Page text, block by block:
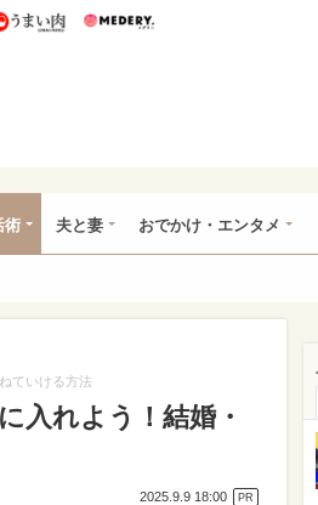
まいパン うまい肉
術 夫と妻 おでかけ・エンタメ
ていける方法
入れよう！結婚・
2025.9.9 18:00 PR